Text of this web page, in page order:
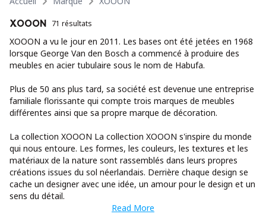
XOOON 71 résultats
XOOON a vu le jour en 2011. Les bases ont été jetées en 1968
lorsque George Van den Bosch a commencé à produire des
meubles en acier tubulaire sous le nom de Habufa.
Plus de 50 ans plus tard, sa société est devenue une entreprise
familiale florissante qui compte trois marques de meubles
différentes ainsi que sa propre marque de décoration.
La collection XOOON La collection XOOON s'inspire du monde
qui nous entoure. Les formes, les couleurs, les textures et les
matériaux de la nature sont rassemblés dans leurs propres
créations issues du sol néerlandais. Derrière chaque design se
cache un designer avec une idée, un amour pour le design et un
sens du détail.
Read More